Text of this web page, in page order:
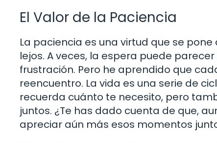
El Valor de la Paciencia
La paciencia es una virtud que se
lejos. A veces, la espera puede
frustración. Pero he aprendido que
reencuentro. La vida es una serie de
recuerda cuánto te necesito, pero
juntos. ¿Te has dado cuenta de que,
apreciar aún más esos momentos